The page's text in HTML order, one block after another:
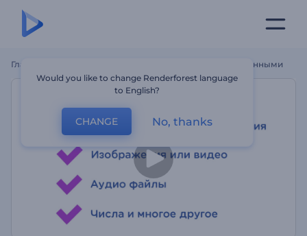
Главная Онлайн-Служба По Управлению Данными
Would you like to change Renderforest language
to English?
CHANGE No, thanks